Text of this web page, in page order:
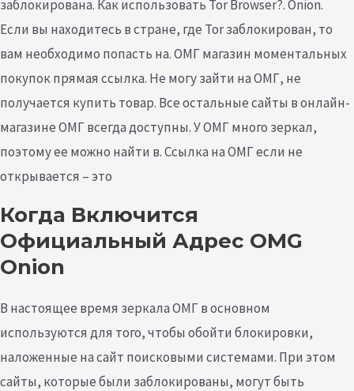
заблокирована. Как использовать Tor Browser?. Onion.
Если вы находитесь в стране, где Tor заблокирован, то
вам необходимо попасть на. ОМГ магазин моментальных
покупок прямая ссылка. Не могу зайти на ОМГ, не
получается купить товар. Все остальные сайты в онлайн-
магазине ОМГ всегда доступны. У ОМГ много зеркал,
поэтому ее можно найти в. Ссылка на ОМГ если не
открывается – это
Когда Включится
Официальный Адрес OMG
Onion
В настоящее время зеркала ОМГ в основном
используются для того, чтобы обойти блокировки,
наложенные на сайт поисковыми системами. При этом
сайты, которые были заблокированы, могут быть